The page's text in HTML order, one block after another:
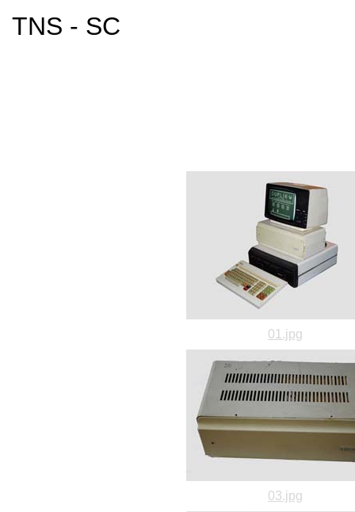
TNS - SC
01.jpg
03.jpg